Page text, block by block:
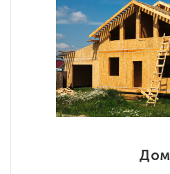
Дом